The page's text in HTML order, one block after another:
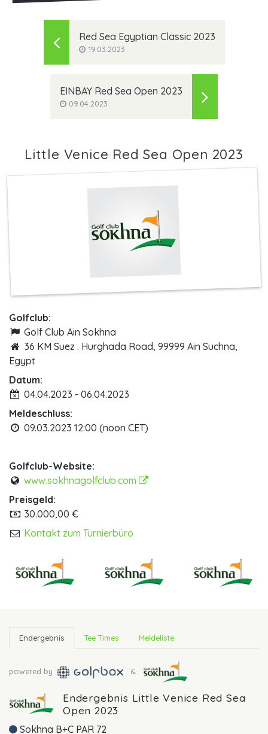
Red Sea Egyptian Classic 2023
19.03.2023
EINBAY Red Sea Open 2023
09.04.2023
Little Venice Red Sea Open 2023
Golfclub:
Golf Club Ain Sokhna
36 KM Suez . Hurghada Road, 99999 Ain Suchna,
Egypt
Datum:
04.04.2023 - 06.04.2023
Meldeschluss:
09.03.2023 12:00 (noon CET)
Golfclub-Website:
www.sokhnagolfclub.com
Preisgeld:
30.000,00 €
Kontakt zum Turnierbüro
Endergebnis Tee Times Meldeliste
powered by &
Endergebnis Little Venice Red Sea
Open 2023
Sokhna B+C PAR 72